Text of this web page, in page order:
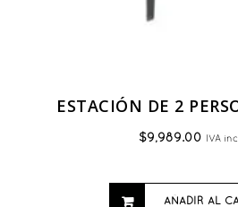
ESTACIÓN DE 2
$9,989.00 IVA
AÑADIR AL